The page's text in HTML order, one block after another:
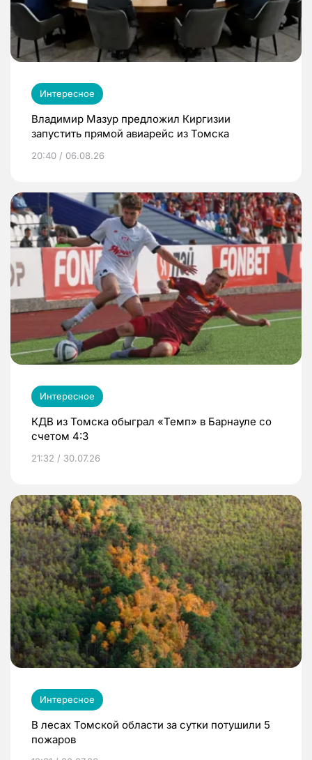
Интересное
Владимир Мазур предложил Киргизии
запустить прямой авиарейс из Томска
20:40 / 06.08.26
Интересное
КДВ из Томска обыграл «Темп» в Барнауле со
счетом 4:3
21:32 / 30.07.26
Интересное
В лесах Томской области за сутки потушили 5
пожаров